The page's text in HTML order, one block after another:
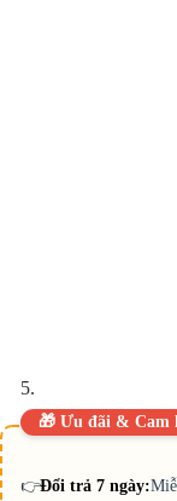
🎁 Ưu đãi & Cam
👉Đổi trả 7 ngày: